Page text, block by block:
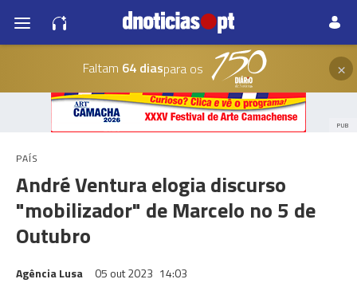
Faltam 64 diaspara os ×
PUB
PAÍS
André Ventura elogia discurso
"mobilizador" de Marcelo no 5 de
Outubro
Agência Lusa 05 out 2023 14:03